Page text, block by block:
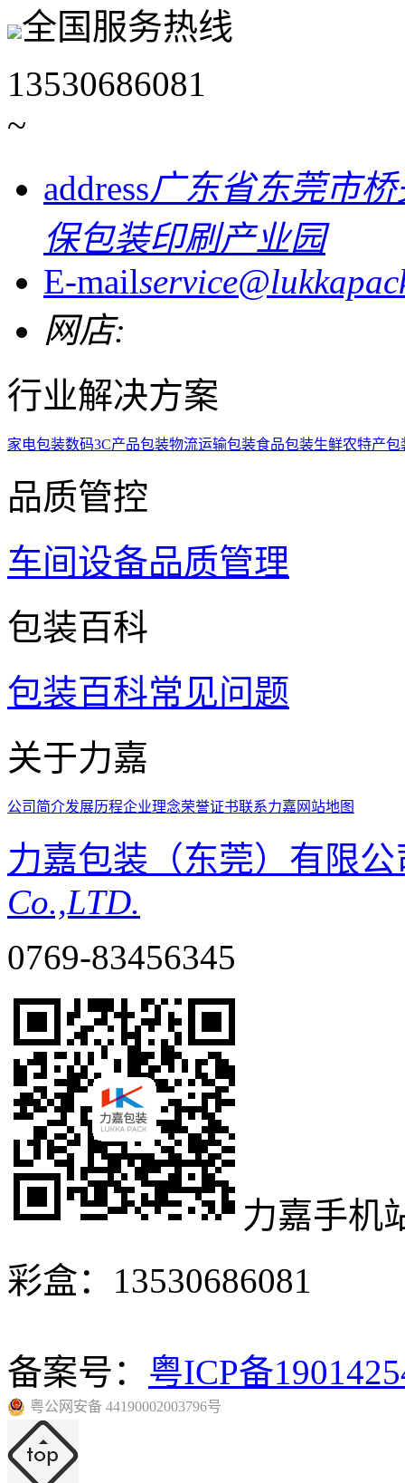
全国服务热线
13530686081
~
address广东省东莞市
保包装印刷产业园
E-mail
网店:
行业解决方案
家电包装数码3C产品包装物流运输包装食品包装生鲜农特产包
品质管控
车间设备品质管理
包装百科
包装百科常见问题
关于力嘉
公司简介发展历程企业理念荣誉证书联系力嘉 网站地图
力嘉包装（东莞）有限
Co.,LTD.
0769-83456345
力嘉手机
彩盒：13530686081
备案号： 粤ICP备
粤公网安备 44190002003796号